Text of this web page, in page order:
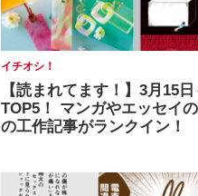
イチオシ！
【読まれてます！】3月15
TOP5！ マンガやエッセイ
の工作記事がランクイン！